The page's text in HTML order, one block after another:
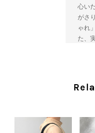
心い
がさ
ゃれ
た、
ご愛
談く